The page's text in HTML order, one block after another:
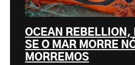
OCEAN REBELLION,
SE O MAR MORRE
MORREMOS